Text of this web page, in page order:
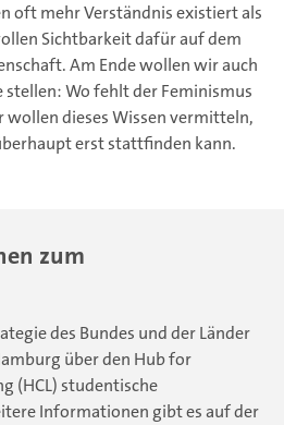
oft mehr Verständnis existiert als
Sichtbarkeit dafür auf dem
Am Ende wollen wir auch
Wo fehlt der Feminismus
wollen dieses Wissen vermitteln,
erst stattfinden kann.
zum
des Bundes und der Länder
über den Hub for
(HCL) studentische
Informationen gibt es auf der